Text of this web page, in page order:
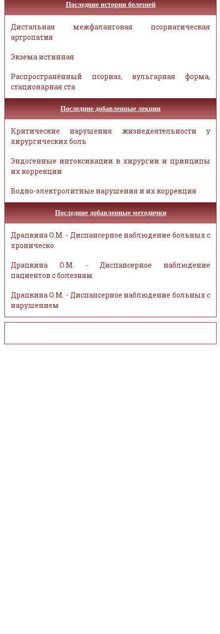
Последние истории болезней
Дистальная межфаланговая псориатическая
артропатия
Экзема истинная
Распространённый псориаз, вульгарная форма,
стационарная ста
Последние добавленные лекции
Критические нарушения жизнедеятельности у
хирургических боль
Эндогенные интоксикации в хирургии и принципы
их коррекции
Водно-электролитные нарушения и их коррекция
Последние добавленные методички
Драпкина О.М. - Диспансерное наблюдение больных с
хроническо
Драпкина О.М. - Диспансерное наблюдение
пациентов с болезням
Драпкина О.М. - Диспансерное наблюдение больных с
нарушением